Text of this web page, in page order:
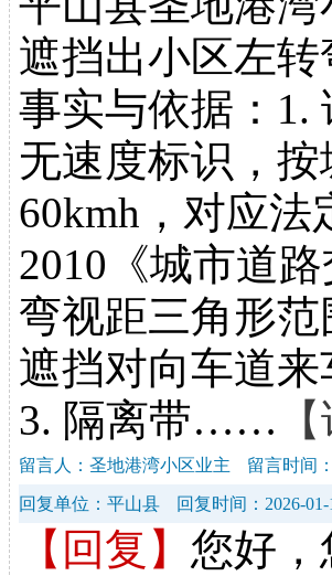
遮挡出小区左
事实与依据：1.
无速度标识，
60kmh，对应法
2010《城市道
弯视距三角形
遮挡对向车道
3. 隔离带……
留言人：圣地港湾小区业主 留言时间
回复单位：平山县 回复时间：2026-01-
【回复】 您好